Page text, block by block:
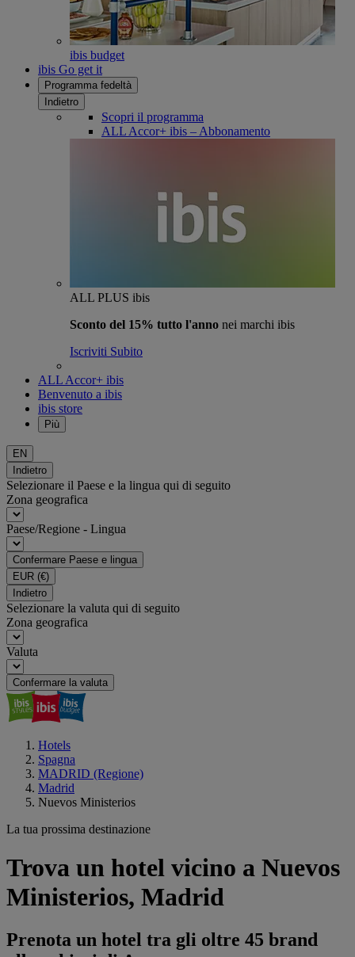
ibis budget
ibis Go get it
Programma fedeltà
Indietro
Scopri il programma
ALL Accor+ ibis – Abbonamento
ALL PLUS ibis
Sconto del 15% tutto l'anno nei marchi ibis
Iscriviti Subito
ALL Accor+ ibis
Benvenuto a ibis
ibis store
Più
EN
Indietro
Selezionare il Paese e la lingua qui di seguito
Zona geografica
Paese/Regione - Lingua
Confermare Paese e lingua
EUR (€)
Indietro
Selezionare la valuta qui di seguito
Zona geografica
Valuta
Confermare la valuta
Hotels
Spagna
MADRID (Regione)
Madrid
Nuevos Ministerios
La tua prossima destinazione
Trova un hotel vicino a Nuevos
Ministerios, Madrid
Prenota un hotel tra gli oltre 45 brand